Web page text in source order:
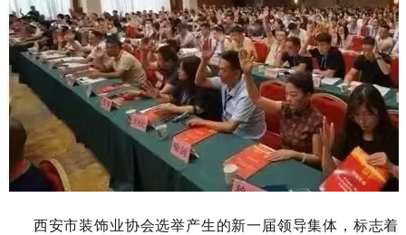
西安市装饰业协会选举产生的新一届领导集体，标志着